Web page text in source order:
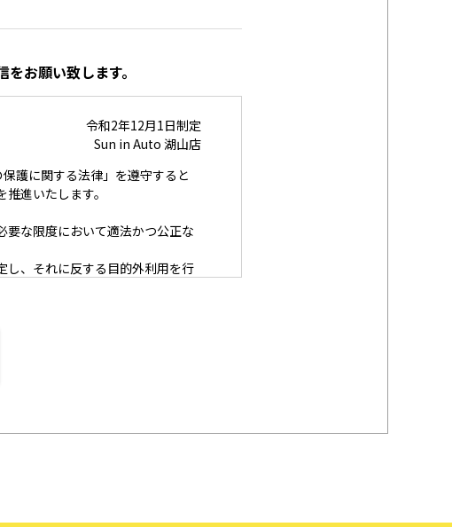
お願い致します。
令和2年12月1日制定
Sun in Auto 湖山店
護に関する法律」を遵守すると
進いたします。
要な限度において適法かつ公正な
し、それに反する目的外利用を行
する安全措置を構築し、個人情
正に努めます。
られたときは、適法かつ遅滞なく